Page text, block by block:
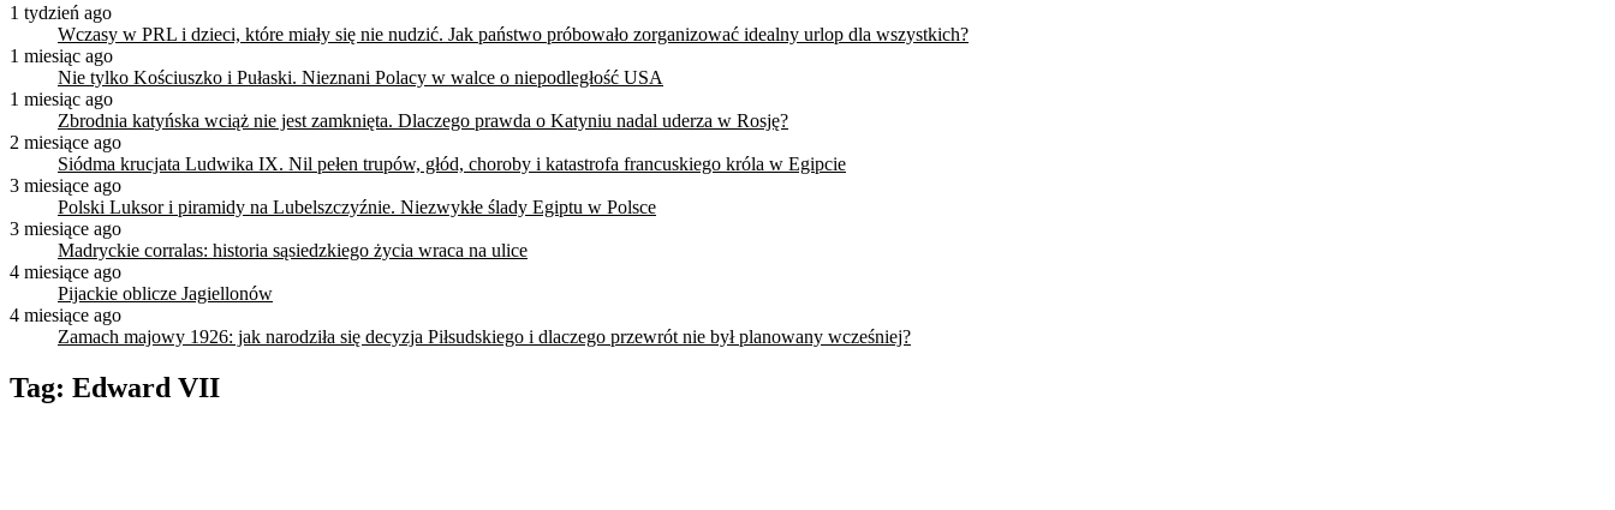
1 tydzień ago
Wczasy w PRL i dzieci, które miały się nie nudzić. Jak państwo próbowało zorganizować idealny urlop dla wszystkich?
1 miesiąc ago
Nie tylko Kościuszko i Pułaski. Nieznani Polacy w walce o niepodległość USA
1 miesiąc ago
Zbrodnia katyńska wciąż nie jest zamknięta. Dlaczego prawda o Katyniu nadal uderza w Rosję?
2 miesiące ago
Siódma krucjata Ludwika IX. Nil pełen trupów, głód, choroby i katastrofa francuskiego króla w Egipcie
3 miesiące ago
Polski Luksor i piramidy na Lubelszczyźnie. Niezwykłe ślady Egiptu w Polsce
3 miesiące ago
Madryckie corralas: historia sąsiedzkiego życia wraca na ulice
4 miesiące ago
Pijackie oblicze Jagiellonów
4 miesiące ago
Zamach majowy 1926: jak narodziła się decyzja Piłsudskiego i dlaczego przewrót nie był planowany wcześniej?
Tag: Edward VII